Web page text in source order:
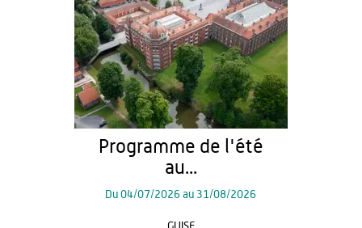
Programme de l'été
au...
Du04/07/2026 au 31/08/2026